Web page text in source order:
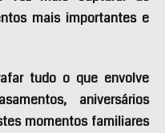
mais importantes e
tudo o que envolve
aniversários
momentos familiares